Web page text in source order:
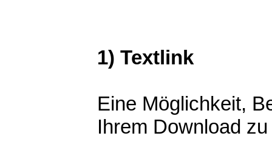
1) Textlink
Eine Möglichkeit,
Ihrem Download